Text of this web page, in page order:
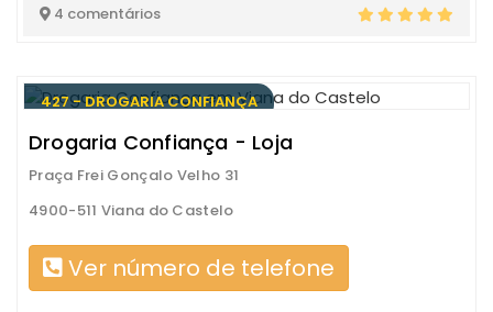
4 comentários
427 - DROGARIA CONFIANÇA
Drogaria Confiança - Loja
Praça Frei Gonçalo Velho 31
4900-511 Viana do Castelo
Ver número de telefone